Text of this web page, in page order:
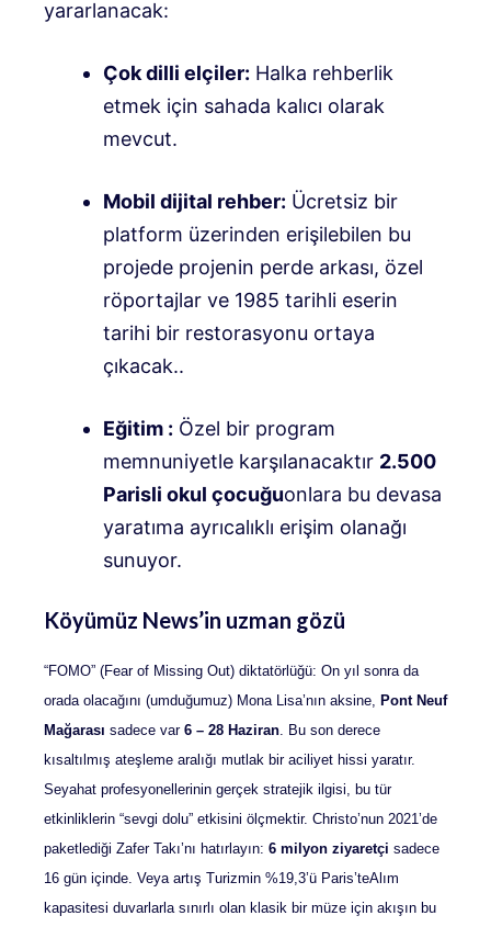
yararlanacak:
Çok dilli elçiler: Halka rehberlik
etmek için sahada kalıcı olarak
mevcut.
Mobil dijital rehber: Ücretsiz bir
platform üzerinden erişilebilen bu
projede projenin perde arkası, özel
röportajlar ve 1985 tarihli eserin
tarihi bir restorasyonu ortaya
çıkacak..
Eğitim : Özel bir program
memnuniyetle karşılanacaktır 2.500
Parisli okul çocuğuonlara bu devasa
yaratıma ayrıcalıklı erişim olanağı
sunuyor.
Köyümüz News’in uzman gözü
“FOMO” (Fear of Missing Out) diktatörlüğü: On yıl sonra da
orada olacağını (umduğumuz) Mona Lisa’nın aksine, Pont Neuf
Mağarası sadece var 6 – 28 Haziran . Bu son derece
kısaltılmış ateşleme aralığı mutlak bir aciliyet hissi yaratır.
Seyahat profesyonellerinin gerçek stratejik ilgisi, bu tür
etkinliklerin “sevgi dolu” etkisini ölçmektir. Christo’nun 2021’de
paketlediği Zafer Takı’nı hatırlayın: 6 milyon ziyaretçi sadece
16 gün içinde Veya artış Turizmin %19,3’ü Paris’teAlım
kapasitesi duvarlarla sınırlı olan klasik bir müze için akışın bu